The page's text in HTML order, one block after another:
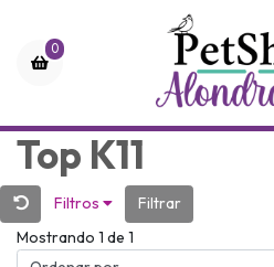
0
Top K11
Filtros
Filtrar
Mostrando 1 de 1